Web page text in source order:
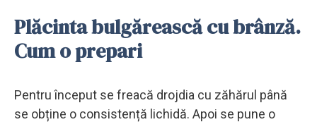
Plăcinta bulgărească cu brânză.
Cum o prepari
Pentru început se freacă drojdia cu zăhărul până
se obține o consistență lichidă. Apoi se pune o